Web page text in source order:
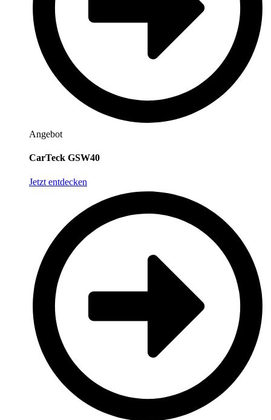
Angebot
CarTeck GSW40
Jetzt entdecken